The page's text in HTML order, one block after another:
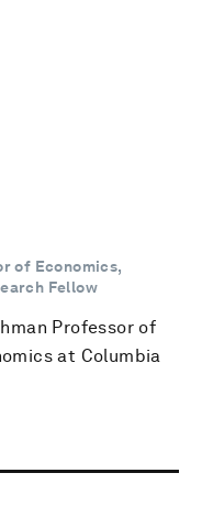
of Economics,
Fellow
Professor of
at Columbia